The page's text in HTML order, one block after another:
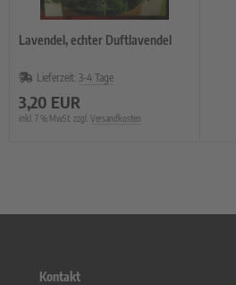
Lavendel, echter Duftlavendel
Lieferzeit: 3-4 Tage
3,20 EUR
inkl. 7 % MwSt. zzgl. Versandkosten
Kontakt